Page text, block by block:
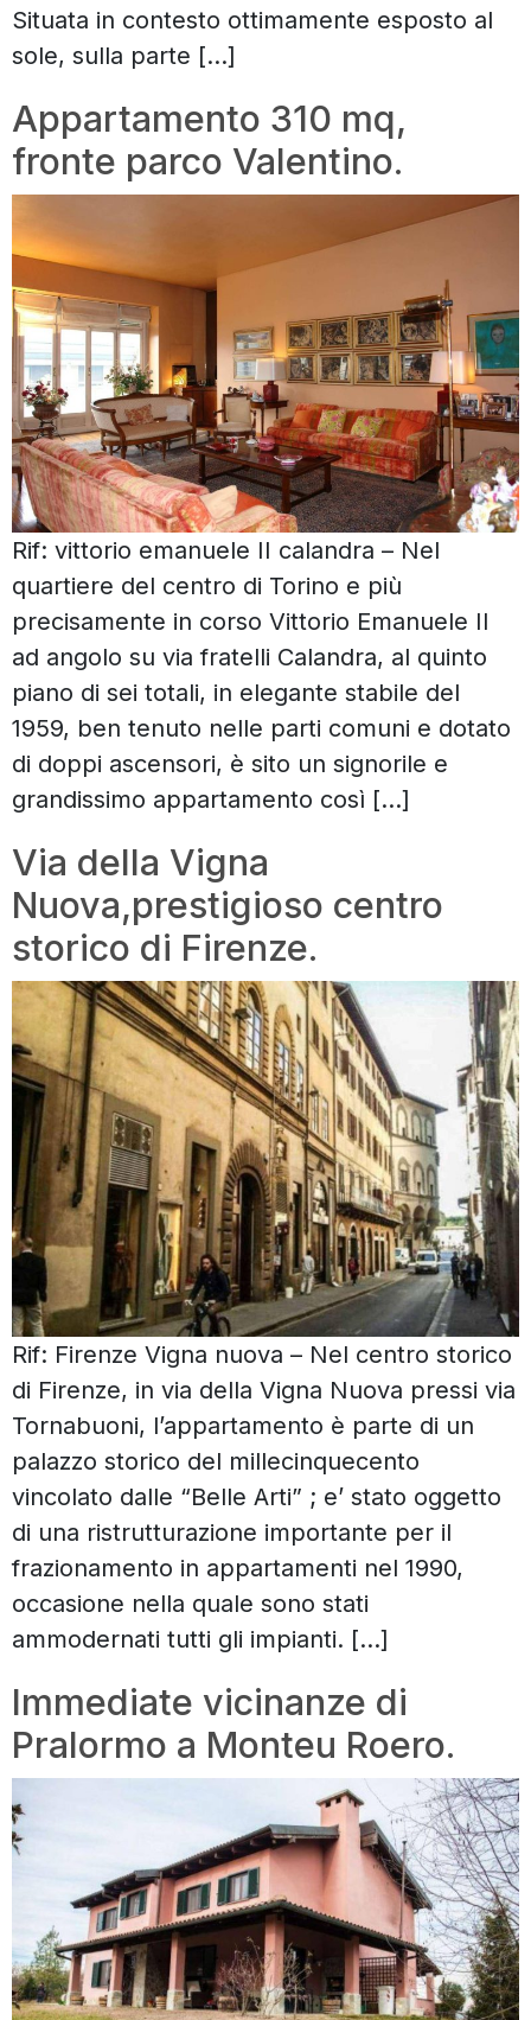
Situata in contesto ottimamente esposto al
sole, sulla parte […]
Appartamento 310 mq,
fronte parco Valentino.
Rif: vittorio emanuele II calandra – Nel
quartiere del centro di Torino e più
precisamente in corso Vittorio Emanuele II
ad angolo su via fratelli Calandra, al quinto
piano di sei totali, in elegante stabile del
1959, ben tenuto nelle parti comuni e dotato
di doppi ascensori, è sito un signorile e
grandissimo appartamento così […]
Via della Vigna
Nuova,prestigioso centro
storico di Firenze.
Rif: Firenze Vigna nuova – Nel centro storico
di Firenze, in via della Vigna Nuova pressi via
Tornabuoni, l’appartamento è parte di un
palazzo storico del millecinquecento
vincolato dalle “Belle Arti” ; e’ stato oggetto
di una ristrutturazione importante per il
frazionamento in appartamenti nel 1990,
occasione nella quale sono stati
ammodernati tutti gli impianti. […]
Immediate vicinanze di
Pralormo a Monteu Roero.